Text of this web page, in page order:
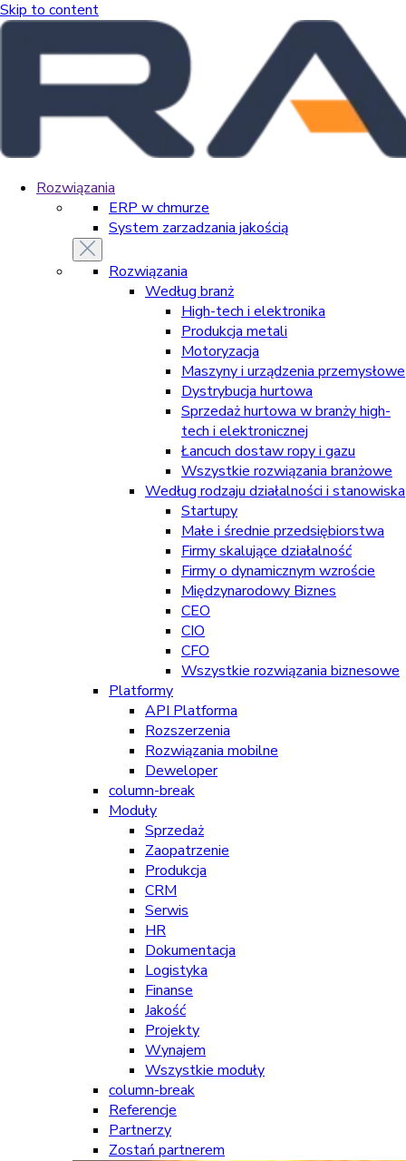
Skip to content
Rozwiązania
ERP w chmurze
System zarzadzania jakością
Rozwiązania
Według branż
High-tech i elektronika
Produkcja metali
Motoryzacja
Maszyny i urządzenia przemysłowe
Dystrybucja hurtowa
Sprzedaż hurtowa w branży high-
tech i elektronicznej
Łancuch dostaw ropy i gazu
Wszystkie rozwiązania branżowe
Według rodzaju działalności i stanowiska
Startupy
Małe i średnie przedsiębiorstwa
Firmy skalujące działalność
Firmy o dynamicznym wzroście
Międzynarodowy Biznes
CEO
CIO
CFO
Wszystkie rozwiązania biznesowe
Platformy
API Platforma
Rozszerzenia
Rozwiązania mobilne
Deweloper
column-break
Moduły
Sprzedaż
Zaopatrzenie
Produkcja
CRM
Serwis
HR
Dokumentacja
Logistyka
Finanse
Jakość
Projekty
Wynajem
Wszystkie moduły
column-break
Referencje
Partnerzy
Zostań partnerem